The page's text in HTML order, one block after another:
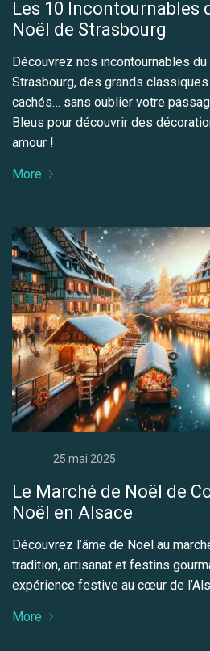
Les 10 Incontournables
Noël de Strasbourg
Découvrez nos incontournables
Strasbourg, des grands
cachés… sans oublier votre
Bleus pour découvrir des
amour !
More
25 mai 2025
Le Marché de Noël de
Noël en Alsace
Découvrez l’âme de Noël au
tradition, artisanat et festins
expérience festive au cœur de
More